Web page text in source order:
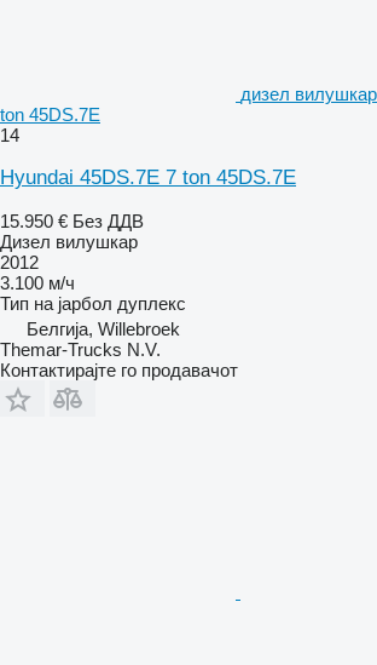
дизел
ton 45DS.7E
14
Hyundai 45DS.7E 7 ton 45DS.7E
15.950 € Без ДДВ
Дизел вилушкар
2012
3.100 м/ч
Тип на јарбол дуплекс
Белгија, Willebroek
Themar-Trucks N.V.
Контактирајте го продавачот